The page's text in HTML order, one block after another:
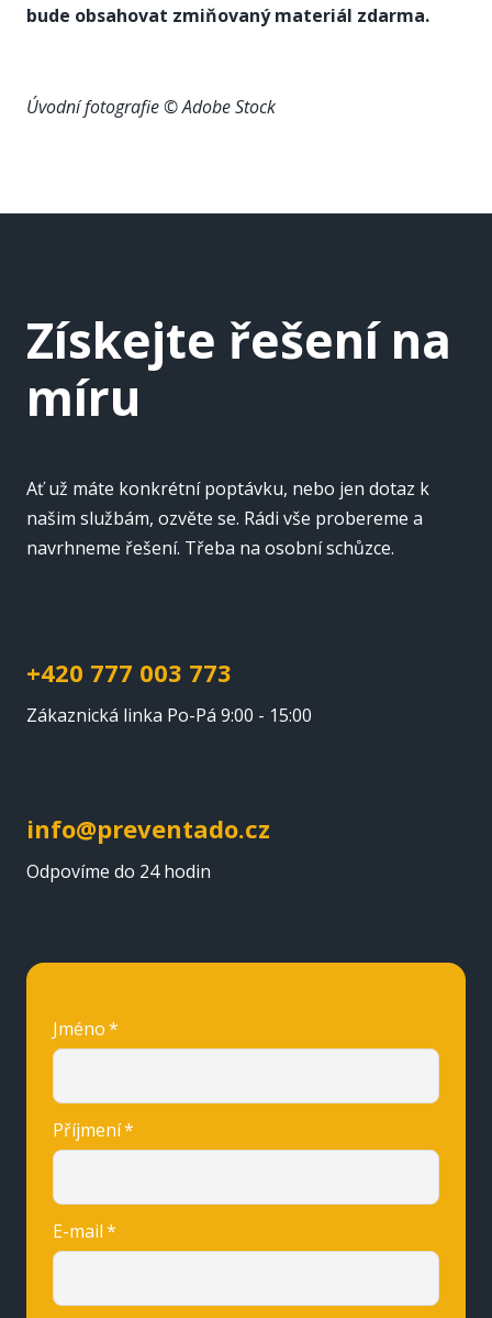
bude obsahovat zmiňovaný materiál zdarma.
Úvodní fotografie © Adobe Stock
Získejte řešení na
míru
Ať už máte konkrétní poptávku, nebo jen dotaz k
našim službám, ozvěte se. Rádi vše probereme a
navrhneme řešení. Třeba na osobní schůzce.
+420 777 003 773
Zákaznická linka Po-Pá 9:00 - 15:00
info@preventado.cz
Odpovíme do 24 hodin
Jméno*
Příjmení*
E-mail*